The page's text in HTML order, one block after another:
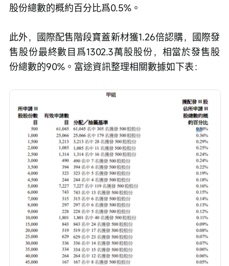
股份總數的概約百分比爲0.5%。
此外，國際配售階段寶蓋新材獲1.26倍認購，國際發
售股份最終數目爲1302.3萬股股份，相當於發售股
份總數的90%。富途資訊整理相關數據如下表：